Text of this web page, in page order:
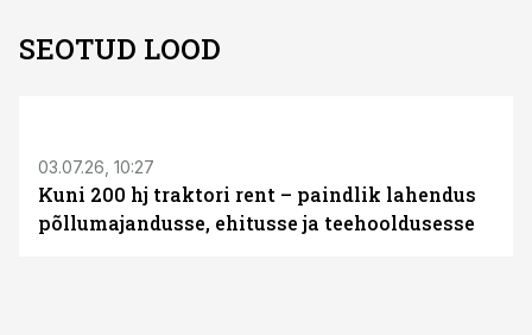
SEOTUD LOOD
03.07.26, 10:27
Kuni 200 hj traktori rent – paindlik lahendus
põllumajandusse, ehitusse ja teehooldusesse